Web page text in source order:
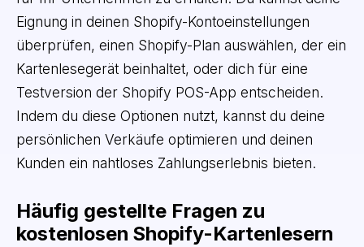
Eignung in deinen Shopify-Kontoeinstellungen
überprüfen, einen Shopify-Plan auswählen, der ein
Kartenlesegerät beinhaltet, oder dich für eine
Testversion der Shopify POS-App entscheiden.
Indem du diese Optionen nutzt, kannst du deine
persönlichen Verkäufe optimieren und deinen
Kunden ein nahtloses Zahlungserlebnis bieten.
Häufig gestellte Fragen zu
kostenlosen Shopify-Kartenlesern